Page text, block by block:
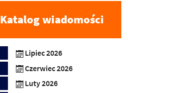
Katalog wiadomości
Lipiec 2026
Czerwiec 2026
Luty 2026